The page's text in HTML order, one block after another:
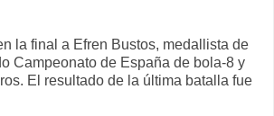
la final a Efren Bustos, medallista de
Campeonato de España de bola-8 y
El resultado de la última batalla fue